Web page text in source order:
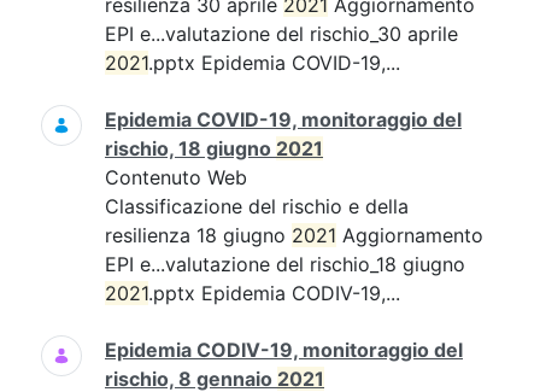
resilienza 30 aprile 2021 Aggiornamento
EPI e...valutazione del rischio_30 aprile
2021.pptx Epidemia COVID-19,...
Epidemia COVID-19, monitoraggio del
rischio, 18 giugno 2021
Contenuto Web
Classificazione del rischio e della
resilienza 18 giugno 2021 Aggiornamento
EPI e...valutazione del rischio_18 giugno
2021.pptx Epidemia CODIV-19,...
Epidemia CODIV-19, monitoraggio del
rischio, 8 gennaio 2021